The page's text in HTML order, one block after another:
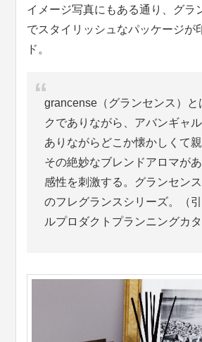
イメージ写真にもある通り、グラ
でスタイリッシュなパッケージが
ド。
grancense（グランセンス）
クでありながら、アバンギャ
ありながらどこか懐かしくて親
その絶妙なブレンドアロマが
感性を刺激する。グランセン
のフレグランスシリーズ。（
ルプロダクトプランニングカタ